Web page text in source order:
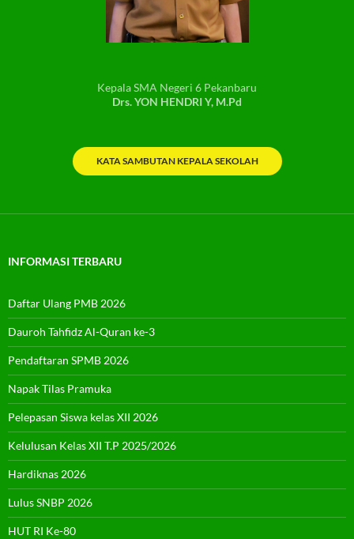
Kepala SMA Negeri 6 Pekanbaru
Drs. YON HENDRI Y, M.Pd
KATA SAMBUTAN KEPALA SEKOLAH
INFORMASI TERBARU
Daftar Ulang PMB 2026
Dauroh Tahfidz Al-Quran ke-3
Pendaftaran SPMB 2026
Napak Tilas Pramuka
Pelepasan Siswa kelas XII 2026
Kelulusan Kelas XII T.P 2025/2026
Hardiknas 2026
Lulus SNBP 2026
HUT RI Ke-80